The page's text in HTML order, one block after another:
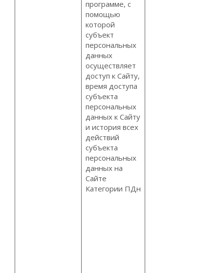
программе, с
помощью
которой
субъект
персональных
данных
осуществляет
доступ к Сайту,
время доступа
субъекта
персональных
данных к Сайту
и история всех
действий
субъекта
персональных
данных на
Сайте
Категории ПДн